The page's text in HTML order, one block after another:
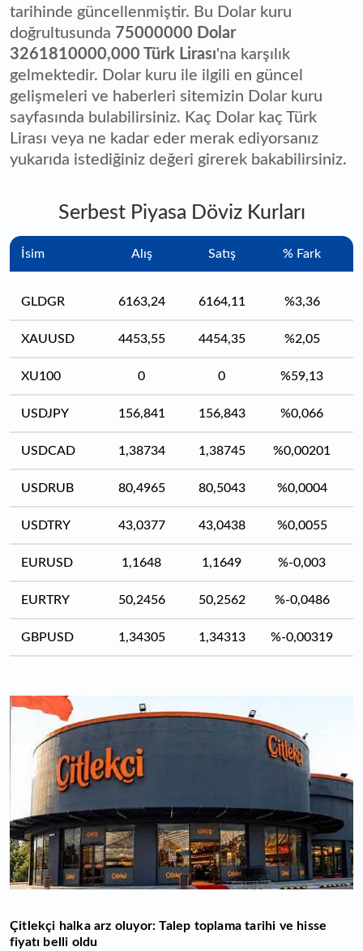
tarihinde güncellenmiştir. Bu Dolar kuru
doğrultusunda 75000000 Dolar
3261810000,000 Türk Lirası'na karşılık
gelmektedir. Dolar kuru ile ilgili en güncel
gelişmeleri ve haberleri sitemizin Dolar kuru
sayfasında bulabilirsiniz. Kaç Dolar kaç Türk
Lirası veya ne kadar eder merak ediyorsanız
yukarıda istediğiniz değeri girerek bakabilirsiniz.
Serbest Piyasa Döviz Kurları
İsim Alış Satış % Fark
GLDGR 6163,24 6164,11 %3,36
XAUUSD 4453,55 4454,35 %2,05
XU100 0 0 %59,13
USDJPY 156,841 156,843 %0,066
USDCAD 1,38734 1,38745 %0,00201
USDRUB 80,4965 80,5043 %0,0004
USDTRY 43,0377 43,0438 %0,0055
EURUSD 1,1648 1,1649 %-0,003
EURTRY 50,2456 50,2562 %-0,0486
GBPUSD 1,34305 1,34313 %-0,00319
Çitlekçi halka arz oluyor: Talep toplama tarihi ve hisse
fiyatı belli oldu